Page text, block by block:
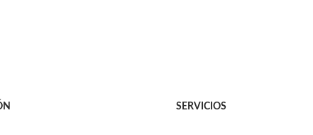
SERVICIOS